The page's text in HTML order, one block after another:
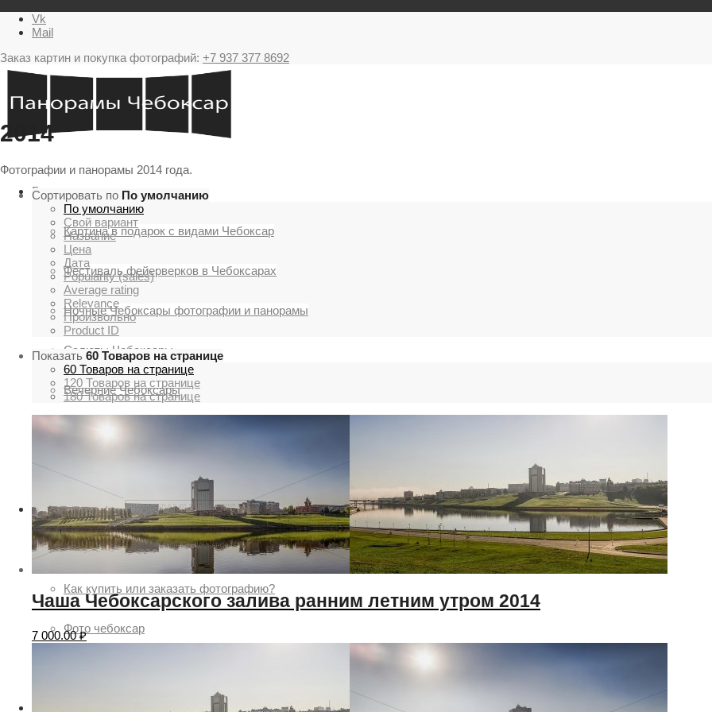
Vk
Mail
Заказ картин и покупка фотографий: +7 937 377 8692
Главная
Картина в подарок с видами Чебоксар
Фестиваль фейерверков в Чебоксарах
Ночные Чебоксары фотографии и панорамы
Салюты Чебоксары
Вечерние Чебоксары
О нас
Авторы
Как купить или заказать фотографию?
Фото чебоксар
Лучшие фотографии Чебоксар и окрестностей по временам года
2014
Фотографии и панорамы 2014 года.
Сортировать по По умолчанию
По умолчанию
Свой вариант
Название
Цена
Дата
Popularity (sales)
Average rating
Relevance
Произвольно
Product ID
Показать 60 Товаров на странице
60 Товаров на странице
120 Товаров на странице
180 Товаров на странице
Чаша Чебоксарского залива ранним летним утром 2014
7 000.00₽